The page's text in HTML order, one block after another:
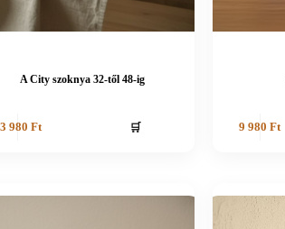
A City szoknya 32-től 48-ig
980 Ft 🛒 9 980Ft